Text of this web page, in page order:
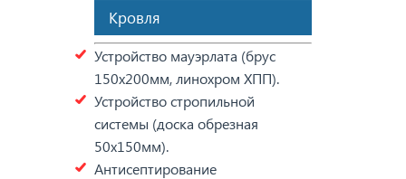
Кровля
Устройство мауэрлата (брус
150х200мм, линохром ХПП).
Устройство стропильной
системы (доска обрезная
50х150мм).
Антисептирование